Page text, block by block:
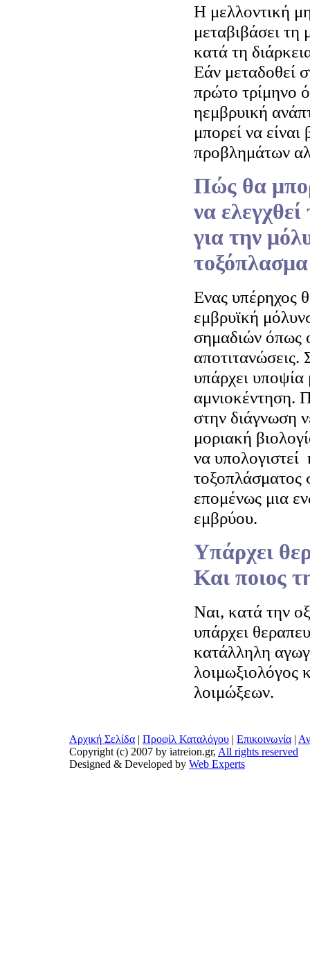
Η μελλοντική
μεταβιβάσει τη
κατά τη
Εάν μεταδοθεί
πρώτο τρίμηνο
ηεμβρυική
μπορεί να
προβλημάτων
Πώς θα
να
για την
τοξόπλασμα
Ενας υπέρηχος
εμβρυϊκή
σημαδιών όπως
υπάρχει υποψία
αμνιοκέντηση.
στην διάγνωση
μοριακή
να υπολογιστεί
τοξοπλάσματος
επομένως μια
εμβρύου.
Υπάρχει
Και ποιος
Ναι, κατά την
υπάρχει
κατάλληλη
λοιμωξιολόγος
λοιμώξεων.
Αρχική Σελίδα | Προφίλ Καταλόγου | Επικοινωνία |
Copyright (c) 2007 by iatreion.gr, All rights reserved
Designed & Developed by Web Experts